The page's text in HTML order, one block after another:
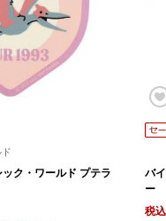
ク・ワールド プテラ
バ
ー
税込